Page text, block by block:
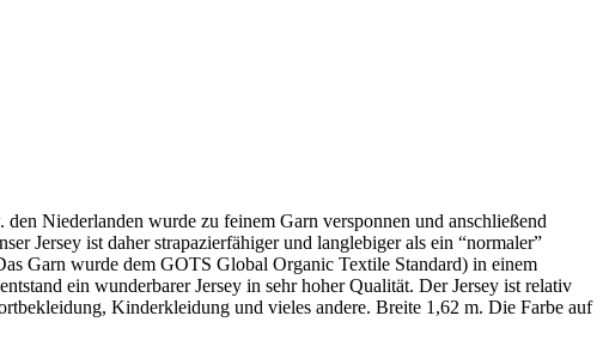
Niederlanden wurde zu feinem Garn versponnen und anschließend
Jersey ist daher strapazierfähiger und langlebiger als ein “normaler”
Garn wurde dem GOTS Global Organic Textile Standard) in einem
ein wunderbarer Jersey in sehr hoher Qualität. Der Jersey ist relativ
Kinderkleidung und vieles andere. Breite 1,62 m. Die Farbe auf